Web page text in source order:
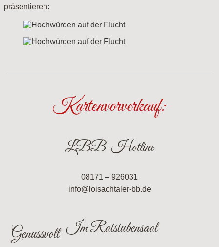
präsentieren:
Kartenvorverkauf:
LBB-Hotline
08171 – 926031
info@loisachtaler-bb.de
Genussvoll Im Ratstubensaal